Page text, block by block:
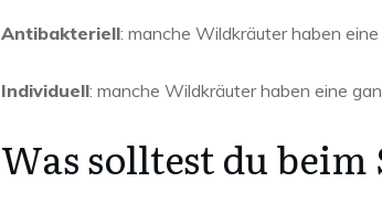
Antibakteriell: manche Wildkräuter haben
Individuell: manche Wildkräuter haben eine
Was solltest du